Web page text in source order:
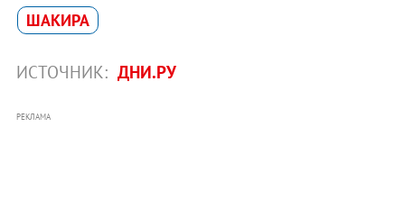
ШАКИРА
ИСТОЧНИК: ДНИ.РУ
РЕКЛАМА